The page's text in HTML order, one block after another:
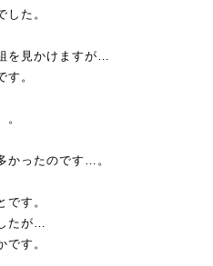
た。
を見かけますが…
。
かったのです…。
す。
たが…
です。